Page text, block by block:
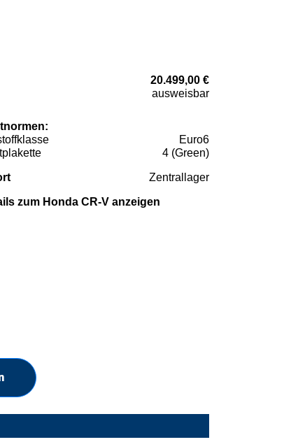
20.499,00 €
ausweisbar
Euro6
4 (Green)
Zentrallager
zum Honda CR-V anzeigen